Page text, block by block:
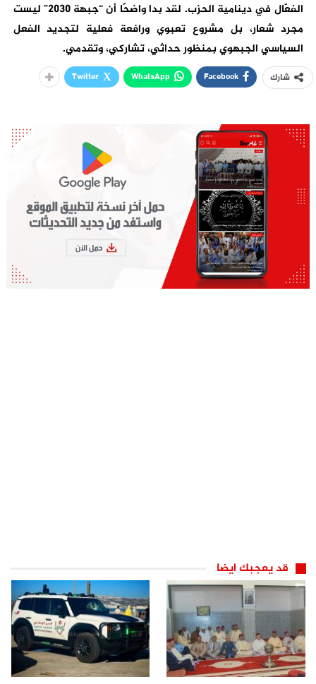
الفعّال في دينامية الحزب. لقد بدا واضحًا أن “جبهة 2030” ليست
مجرد شعار، بل مشروع تعبوي ورافعة فعلية لتجديد الفعل
السياسي الجبهوي بمنظور حداثي، تشاركي، وتقدمي.
شارك Facebook
WhatsApp
Twitter
قد يعجبك ايضا